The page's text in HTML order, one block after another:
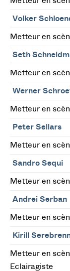
Volker
Metteur en
Seth
Metteur en
Werner
Metteur en
Peter Sellars
Metteur en
Sandro Sequi
Metteur en
Andrei Serban
Metteur en
Kirill
Metteur en
Eclairagiste